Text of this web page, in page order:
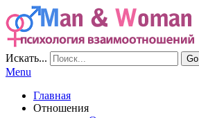
Искать... Go
Menu
Главная
Отношения